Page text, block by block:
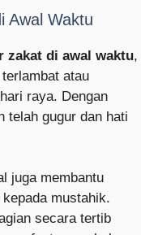
Awal Waktu
zakat di awal waktu,
atau
raya. Dengan
telah gugur dan hati
juga membantu
mustahik.
secara tertib